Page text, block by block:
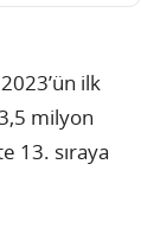
ilk
milyon
13. sıraya